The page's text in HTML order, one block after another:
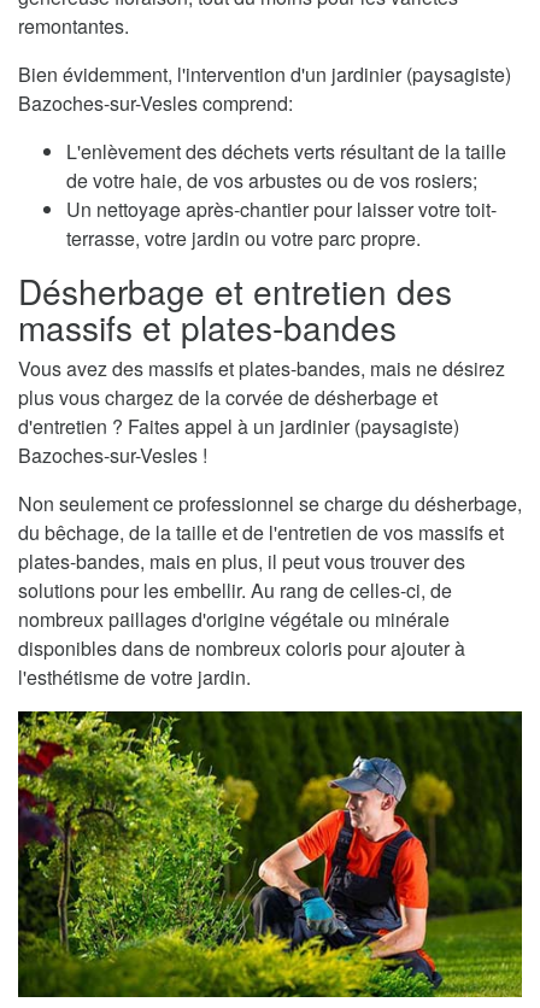
remontantes.
Bien évidemment, l'intervention d'un jardinier (paysagiste)
Bazoches-sur-Vesles comprend:
L'enlèvement des déchets verts résultant de la taille
de votre haie, de vos arbustes ou de vos rosiers;
Un nettoyage après-chantier pour laisser votre toit-
terrasse, votre jardin ou votre parc propre.
Désherbage et entretien des
massifs et plates-bandes
Vous avez des massifs et plates-bandes, mais ne désirez
plus vous chargez de la corvée de désherbage et
d'entretien ? Faites appel à un jardinier (paysagiste)
Bazoches-sur-Vesles !
Non seulement ce professionnel se charge du désherbage,
du bêchage, de la taille et de l'entretien de vos massifs et
plates-bandes, mais en plus, il peut vous trouver des
solutions pour les embellir. Au rang de celles-ci, de
nombreux paillages d'origine végétale ou minérale
disponibles dans de nombreux coloris pour ajouter à
l'esthétisme de votre jardin.